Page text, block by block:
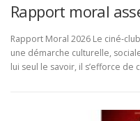
Rapport moral
Rapport Moral 2026 Le
une démarche culturelle,
lui seul le savoir, il s’efforce de